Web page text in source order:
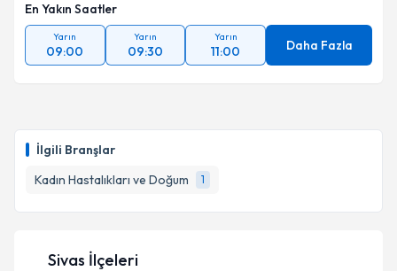
İlgili Branşlar
Kadın Hastalıkları ve Doğum
1
En Yakın Saatler
Yarın
09:00
Yarın
09:30
Yarın
11:00 Daha Fazla
Sivas İlçeleri